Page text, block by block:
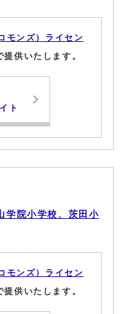
モンズ）ライセン
提供いたします。
ト
学院小学校、茨田小
モンズ）ライセン
提供いたします。